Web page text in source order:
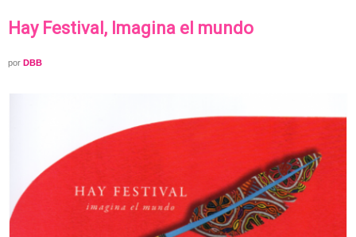
Hay Festival, Imagina el mundo
por DBB